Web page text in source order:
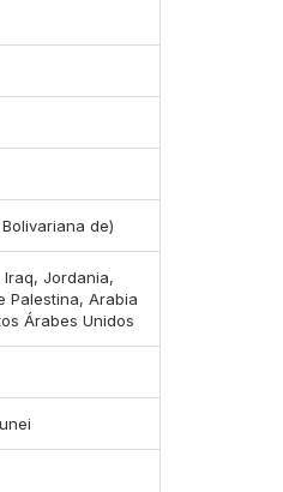
de)
Jordania,
Palestina, Arabia
Árabes Unidos